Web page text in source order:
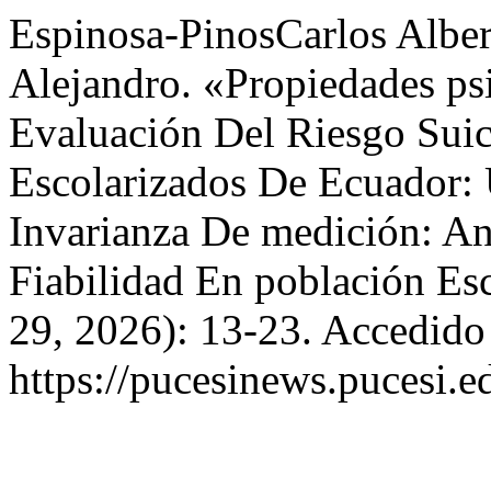
Espinosa-PinosCarlos
Alejandro. «Propiedades
Evaluación Del Riesgo
Escolarizados De
Invarianza De medición:
Fiabilidad En población
29, 2026): 13-23.
https://